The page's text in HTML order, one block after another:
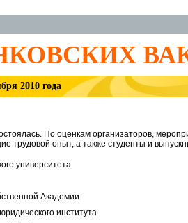
2010 года
По оценкам организаторов,
трудовой опыт, а также студенты и
университета
Академии
института